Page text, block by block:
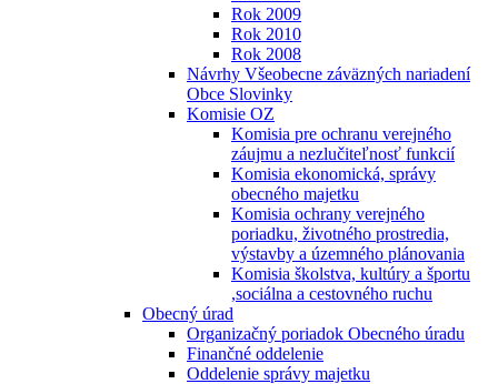
Rok 2009
Rok 2010
Rok 2008
Návrhy Všeobecne záväzných nariadení
Obce Slovinky
Komisie OZ
Komisia pre ochranu verejného
záujmu a nezlučiteľnosť funkcií
Komisia ekonomická, správy
obecného majetku
Komisia ochrany verejného
poriadku, životného prostredia,
výstavby a územného plánovania
Komisia školstva, kultúry a športu
,sociálna a cestovného ruchu
Obecný úrad
Organizačný poriadok Obecného úradu
Finančné oddelenie
Oddelenie správy majetku